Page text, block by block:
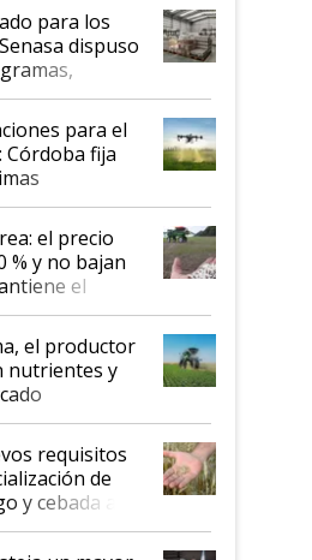
para los
dispuso
e
para el
Córdoba fija
el precio
% y no bajan
el
Oriente
el productor
nutrientes y
requisitos
de
y cebada a